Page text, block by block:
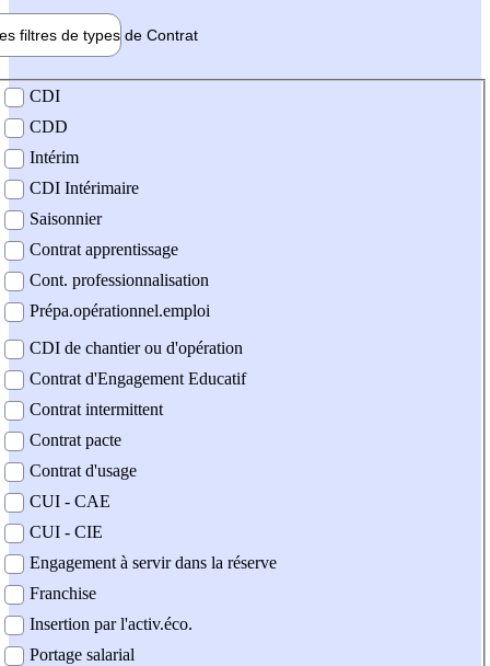
filtres de types de Contrat
contrat
CDI
CDD
Intérim
CDI Intérimaire
Saisonnier
Contrat apprentissage
Cont. professionnalisation
Prépa.opérationnel.emploi
CDI de chantier ou d'opération
Contrat d'Engagement Educatif
Contrat intermittent
Contrat pacte
Contrat d'usage
CUI - CAE
CUI - CIE
Engagement à servir dans la réserve
Franchise
Insertion par l'activ.éco.
Portage salarial